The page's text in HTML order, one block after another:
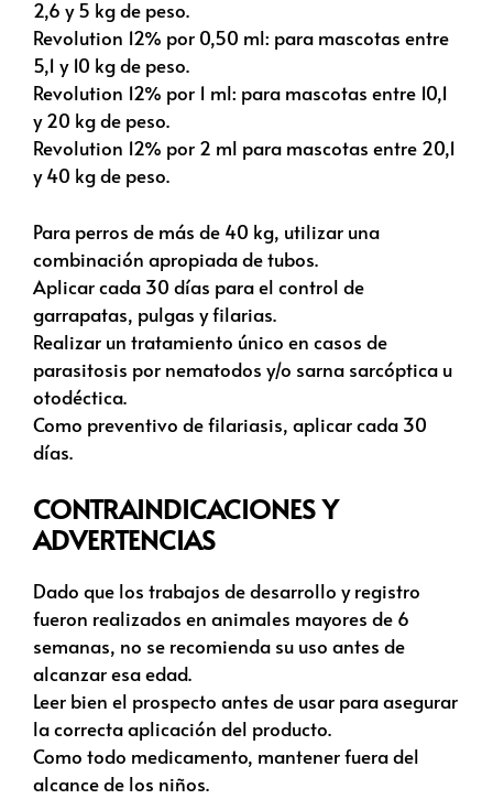
2,6 y 5 kg de peso.
Revolution 12% por 0,50 ml: para mascotas entre
5,1 y 10 kg de peso.
Revolution 12% por 1 ml: para mascotas entre 10,1
y 20 kg de peso.
Revolution 12% por 2 ml para mascotas entre 20,1
y 40 kg de peso.
Para perros de más de 40 kg, utilizar una
combinación apropiada de tubos.
Aplicar cada 30 días para el control de
garrapatas, pulgas y filarias.
Realizar un tratamiento único en casos de
parasitosis por nematodos y/o sarna sarcóptica u
otodéctica.
Como preventivo de filariasis, aplicar cada 30
días.
CONTRAINDICACIONES Y
ADVERTENCIAS
Dado que los trabajos de desarrollo y registro
fueron realizados en animales mayores de 6
semanas, no se recomienda su uso antes de
alcanzar esa edad.
Leer bien el prospecto antes de usar para asegurar
la correcta aplicación del producto.
Como todo medicamento, mantener fuera del
alcance de los niños.